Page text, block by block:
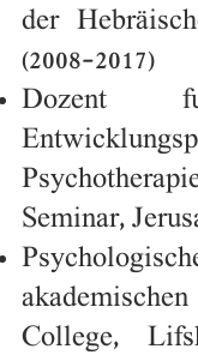
der
(2008-2017)
Dozent
Seminar,
College,